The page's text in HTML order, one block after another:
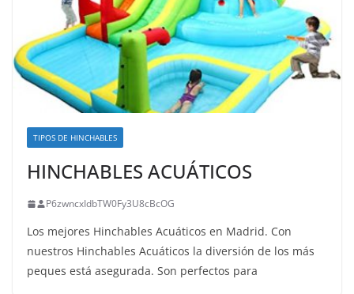
TIPOS DE HINCHABLES
HINCHABLES ACUÁTICOS
P6zwncxIdbTW0Fy3U8cBcOG
Los mejores Hinchables Acuáticos en Madrid. Con
nuestros Hinchables Acuáticos la diversión de los más
peques está asegurada. Son perfectos para